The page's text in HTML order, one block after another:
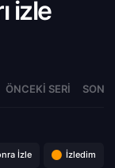
izle
ÖNCEKI SERI
İzle İzledim